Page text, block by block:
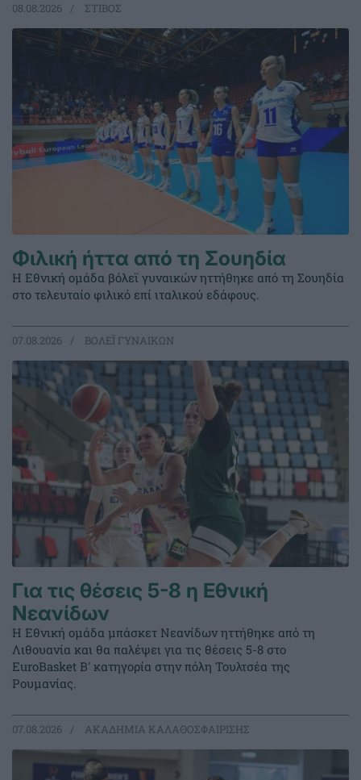
08.08.2026 ΣΤΙΒΟΣ
Φιλική ήττα από τη Σουηδία
Η Εθνική ομάδα βόλεϊ γυναικών ηττήθηκε από τη Σουηδία
στο τελευταίο φιλικό επί ιταλικού εδάφους.
07.08.2026 ΒΟΛΕΪ ΓΥΝΑΙΚΩΝ
Για τις θέσεις 5-8 η Εθνική
Νεανίδων
Η Εθνική ομάδα μπάσκετ Νεανίδων ηττήθηκε από τη
Λιθουανία και θα παλέψει για τις θέσεις 5-8 στο
EuroBasket Β' κατηγορία στην πόλη Τουλτσέα της
Ρουμανίας.
07.08.2026 ΑΚΑΔΗΜΙΑ ΚΑΛΑΘΟΣΦΑΙΡΙΣΗΣ